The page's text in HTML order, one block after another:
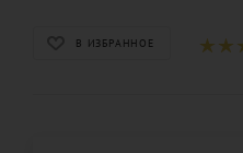
В ИЗБРАННОЕ